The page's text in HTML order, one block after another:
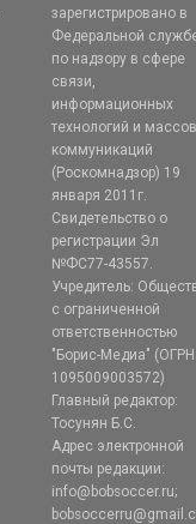
зарегистрировано в
Федеральной
по надзору в сфере
связи,
информационных
технологий и
коммуникаций
(Роскомнадзор) 19
января 2011г.
Свидетельство о
регистрации Эл
№ФС77-43557.
Учредитель:
с ограниченной
ответственностью
"Борис-Медиа" (ОГРН
1095009003572)
Главный редактор:
Тосунян Б.С.
Адрес электронной
почты редакции:
info@bobsoccer.ru;